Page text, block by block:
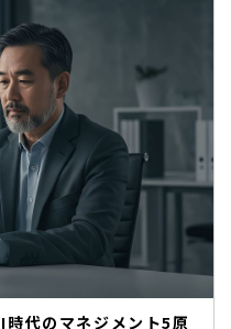
代のマネジメント5原